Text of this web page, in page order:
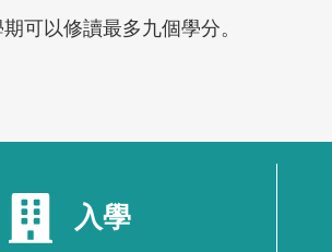
可以修讀最多九個學分。
入學